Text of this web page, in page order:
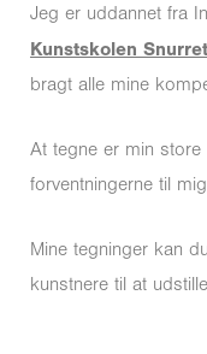
Jeg er uddannet fra
Kunstskolen
bragt alle mine
At tegne er min
forventningerne til
Mine tegninger kan
kunstnere til at